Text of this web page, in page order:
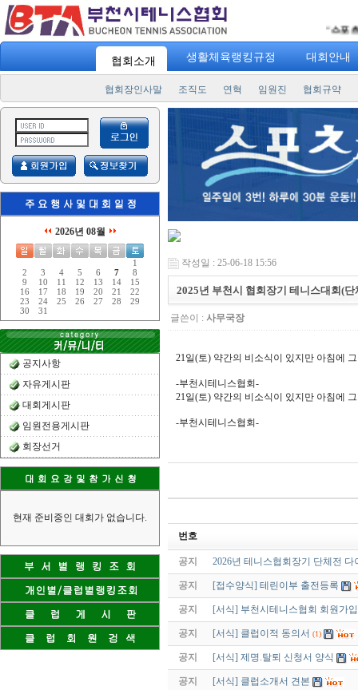
스포츠
협회소개 생활체육랭킹규정 대회안내
협회장인사말 조직도 연혁 임원진 협회규약
2026년 08월
1
2
3 4 5 6 7
8
9
10 11 12 13 14
15
16
17 18 19 20 21
22
23
24 25 26 27 28
29
30
31
공지사항
자유게시판
대회게시판
임원전용게시판
회장선거
현재 준비중인 대회가 없습니다.
작성일 : 25-06-18 15:56
2025년 부천시 협회장기 테니스대회(
글쓴이 : 사무국장
21일(토) 약간의 비소식이 있지만 아침에
-부천시테니스협회 -
21일(토) 약간의 비소식이 있지만 아침에
-부천시테니스협회 -
번호
공지 2026년 테니스협회장기 단체전
공지 [접수양식] 테린이부 출전등록
공지 [서식] 부천시테니스협회 회원가
공지 [서식] 클럽이적 동의서 (1)
공지 [서식] 제명.탈퇴 신청서 양식
공지 [서식] 클럽소개서 견본